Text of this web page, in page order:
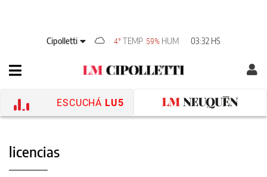
Cipolletti 4° TEMP 59% HUM 03:32 HS
ESCUCHÁ LU5
licencias